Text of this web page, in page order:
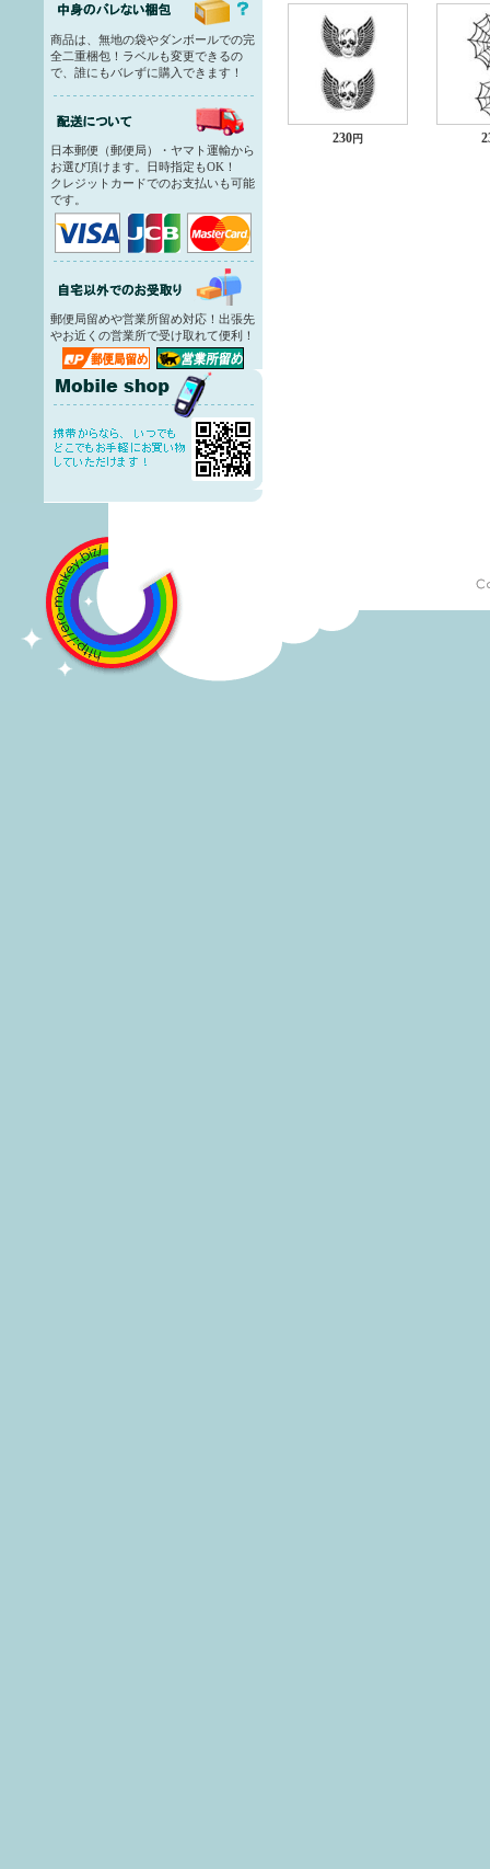
商品は、無地の袋やダンボールでの完
全二重梱包！ラベルも変更できるの
で、誰にもバレずに購入できます！
日本郵便（郵便局）・ヤマト運輸から
お選び頂けます。日時指定もOK！
クレジットカードでのお支払いも可能
です。
郵便局留めや営業所留め対応！出張先
やお近くの営業所で受け取れて便利！
230円